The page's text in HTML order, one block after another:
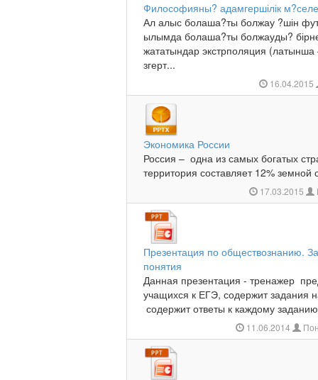
Философияны? адамгершілік
Ал алыс болаша?ты болжау ?шін
ылымда болаша?ты болжауды?
жататындар экстрполяция
згерт...
16.04.2015
Экономика России
Россия – одна из самых богатых
территория составляет 12%
17.03.2015
Презентация по обществознанию.
понятия
Данная презентация - тренажер
учащихся к ЕГЭ, содержит
содержит ответы к каждому
11.06.2014